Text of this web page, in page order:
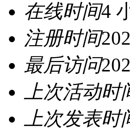
在线时间4
注册时间
最后访问
上次活动时
上次发表时